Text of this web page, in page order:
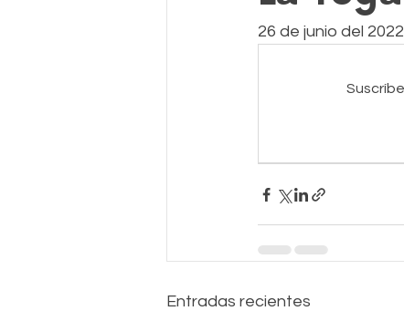
26 de junio del 2022
Entradas recientes